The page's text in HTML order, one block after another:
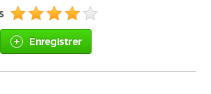
Enregistrer